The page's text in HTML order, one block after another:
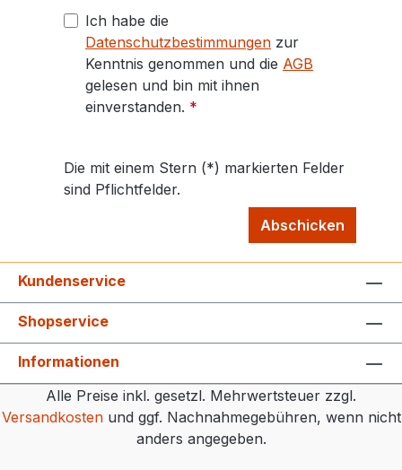
Ich habe die
Datenschutzbestimmungen zur
Kenntnis genommen und die AGB
gelesen und bin mit ihnen
einverstanden. *
Die mit einem Stern (*) markierten Felder
sind Pflichtfelder.
Abschicken
Kundenservice
Shopservice
Informationen
Alle Preise inkl. gesetzl. Mehrwertsteuer zzgl.
Versandkostenund ggf. Nachnahmegebühren, wenn nicht
anders angegeben.